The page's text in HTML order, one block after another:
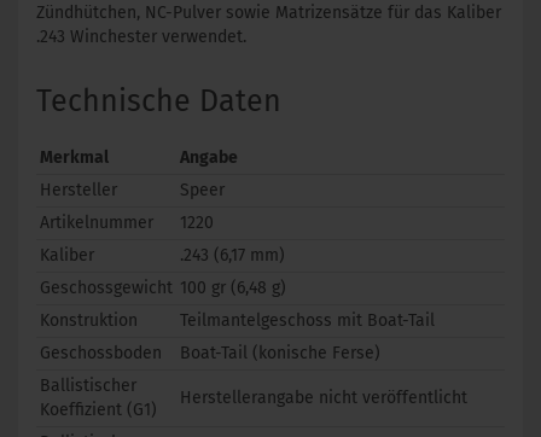
Zündhütchen, NC-Pulver sowie Matrizensätze für das Kaliber
.243 Winchester verwendet.
Technische Daten
Merkmal
Angabe
Hersteller
Speer
Artikelnummer
1220
Kaliber
.243 (6,17 mm)
Geschossgewicht 100 gr (6,48 g)
Konstruktion
Teilmantelgeschoss mit Boat-Tail
Geschossboden
Boat-Tail (konische Ferse)
Ballistischer
Koeffizient (G1)
Herstellerangabe nicht veröffentlicht